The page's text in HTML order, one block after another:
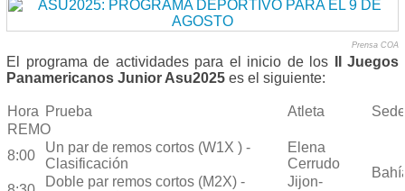
Prensa COA
El programa de actividades para el inicio de los
II Juegos
Panamericanos Junior Asu2025 es el siguiente:
Hora Prueba Atleta
Sede
REMO
8:00
Un par de remos cortos (W1X ) -
Clasificación
Elena
Cerrudo
Doble par remos cortos (M2X) -
Jijon-